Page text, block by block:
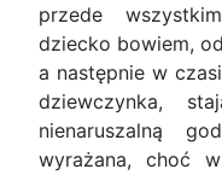
przede
dziecko bowiem,
a następnie w
dziewczynka,
nienaruszalną
wyrażana, choć